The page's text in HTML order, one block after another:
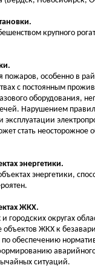
крупного
пожаров, особенно в
с постоянным
оборудования,
Нарушением правил
эксплуатации
стать неосторожное
энергетики.
энергетики,
ЖКХ.
городских округах
объектов ЖКХ к
обеспечению
ситуаций.